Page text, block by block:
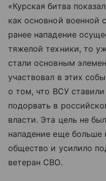
«Курская битва
как основной военной
ранее нападение
тяжелой техники, то
стали основным
участвовал в этих
о том, что ВСУ
подорвать в
власти. Эта цель не
нападение еще больше
общество и усилило
ветеран СВО.